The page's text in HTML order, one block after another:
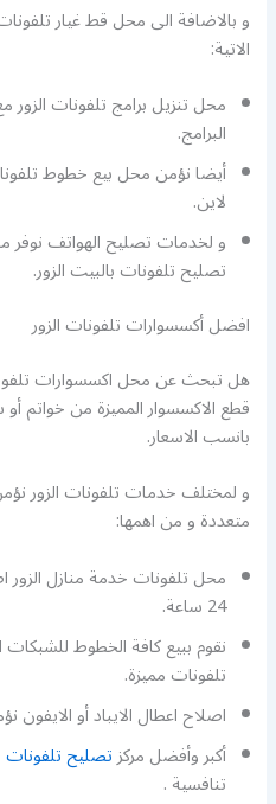
و بالاضافة الى محل قط غيار
الاتية:
محل تنزيل برامج تلفونات
البرامج.
أيضا نؤمن محل بيع خطوط
لاين.
و لخدمات تصليح الهواتف نوفر
تصليح تلفونات بالبيت الزور.
افضل أكسسوارات تلفونات الزور
هل تبحث عن محل اكسسوارات
قطع الاكسسوار المميزة من خواتم
بانسب الاسعار.
و لمختلف خدمات تلفونات الزور
متعددة و من اهمها:
محل تلفونات خدمة منازل
24 ساعة.
نقوم ببيع كافة الخطوط
تلفونات مميزة.
اصلاح اعطال الايباد أو الايفون
أكبر وأفضل مركزتصليح
تنافسية .